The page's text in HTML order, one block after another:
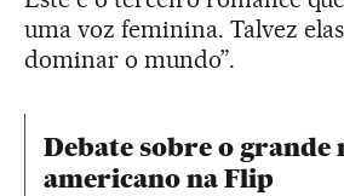
uma voz feminina. Talvez
dominar o mundo”.
Debate sobre o grande
americano na Flip